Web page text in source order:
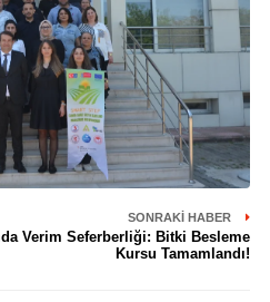
SONRAKI HABER
Verim Seferberliği: Bitki Besleme
Kursu Tamamlandı!